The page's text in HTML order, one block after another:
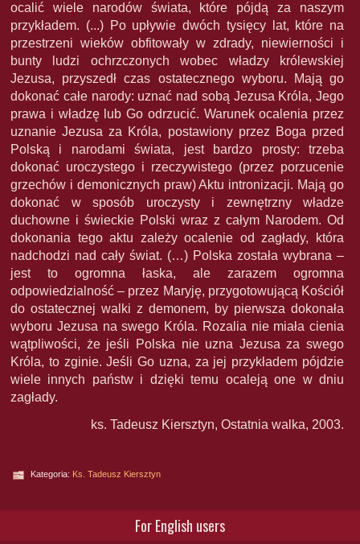
ocalić wiele narodów świata, które pójdą za naszym
przykładem. (...) Po upływie dwóch tysięcy lat, które na
przestrzeni wieków obfitowały w zdrady, niewierności i
bunty ludzi ochrzczonych wobec władzy królewskiej
Jezusa, przyszedł czas ostatecznego wyboru. Mają go
dokonać całe narody: uznać nad sobą Jezusa Króla, Jego
prawa i władzę lub Go odrzucić. Warunek ocalenia przez
uznanie Jezusa za Króla, postawiony przez Boga przed
Polską i narodami świata, jest bardzo prosty: trzeba
dokonać uroczystego i rzeczywistego (przez porzucenie
grzechów i demonicznych praw) Aktu intronizacji. Mają go
dokonać w sposób uroczysty i zewnętrzny władze
duchowne i świeckie Polski wraz z całym Narodem. Od
dokonania tego aktu zależy ocalenie od zagłady, która
nadchodzi nad cały świat. (…) Polska została wybrana –
jest to ogromna łaska, ale zarazem ogromna
odpowiedzialność – przez Maryję, przygotowującą Kościół
do ostatecznej walki z demonem, by pierwsza dokonała
wyboru Jezusa na swego Króla. Rozalia nie miała cienia
wątpliwości, że jeśli Polska nie uzna Jezusa za swego
Króla, to zginie. Jeśli Go uzna, za jej przykładem pójdzie
wiele innych państw i dzięki temu ocaleją one w dniu
zagłady.
ks. Tadeusz Kiersztyn, Ostatnia walka, 2003.
Kategoria: Ks. Tadeusz Kiersztyn
For English users